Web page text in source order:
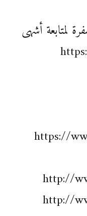
لمتابعة أشهى
https://
http://
http://